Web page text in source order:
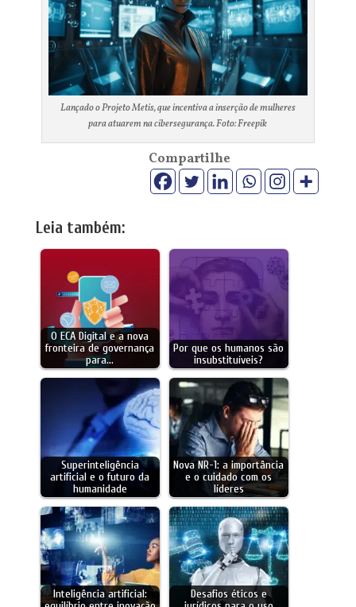
Lançado o Projeto Metis, que incentiva a inserção de mulheres
para atuarem na cibersegurança. Foto: Freepik
Compartilhe
Leia também:
O ECA Digital e a nova
fronteira de governança
para…
Por que os humanos são
insubstituíveis?
Superinteligência
artificial e o futuro da
humanidade
Nova NR-1: a importância
e o cuidado com os
líderes
Inteligência artificial:
Desafios éticos e